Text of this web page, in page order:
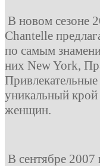
В новом сезоне
Chantelle
по самым
них New York,
уникальный
женщин.
В сентябре 2007